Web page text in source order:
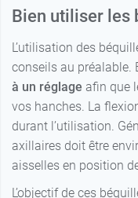
Bien utiliser
L’utilisation des
conseils au préalable.
à un réglage afin que
vos hanches. La
durant l’utilisation.
axillaires doit être
aisselles en position
L’objectif de ces